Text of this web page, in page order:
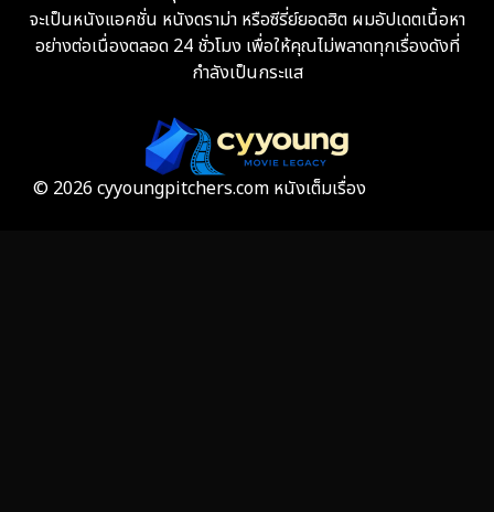
Fiction 9
จะเป็นหนังแอคชั่น หนังดราม่า หรือซีรี่ย์ยอดฮิต ผมอัปเดตเนื้อหา
อย่างต่อเนื่องตลอด 24 ชั่วโมง เพื่อให้คุณไม่พลาดทุกเรื่องดังที่
กำลังเป็นกระแส
© 2026 cyyoungpitchers.com หนังเต็มเรื่อง